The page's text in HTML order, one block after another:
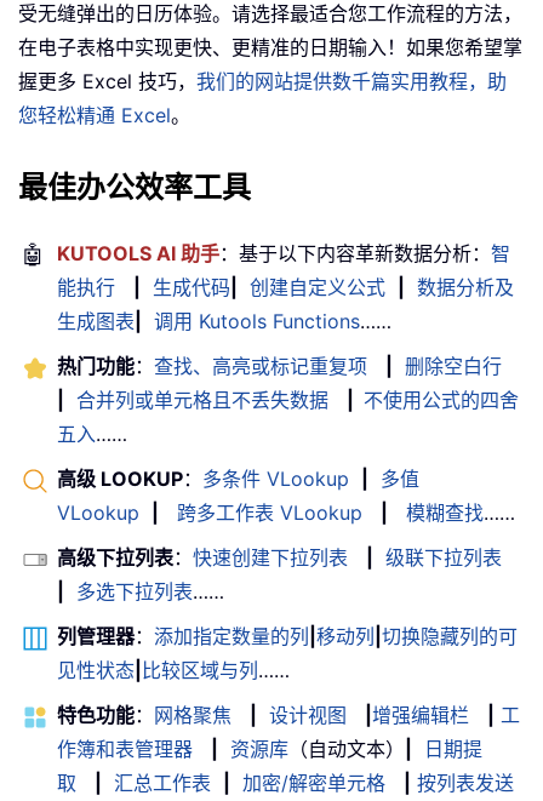
受无缝弹出的日历体验。请选择最适合您工作流程的方法，
在电子表格中实现更快、更精准的日期输入！如果您希望掌
握更多 Excel 技巧， 我们的网站提供数千篇实用教程，助
您轻松精通 Excel。
最佳办公效率工具
🤖 KUTOOLS AI 助手：基于以下内容革新数据分析： 智
能执行
生成代码 创建自定义公式
数据分析及
生成图表
调用 Kutools Functions……
热门功能： 查找、高亮或标记重复项
删除空白行
合并列或单元格且不丢失数据
不使用公式的四舍
五入……
高级 LOOKUP： 多条件 VLookup
多值
VLookup
跨多工作表 VLookup 模糊查找……
高级下拉列表： 快速创建下拉列表
级联下拉列表
多选下拉列表……
列管理器： 添加指定数量的列 移动列 切换隐藏列的可
见性状态 比较区域与列 ……
特色功能： 网格聚焦 设计视图 增强编辑栏
工
作簿和表管理器
资源库 （自动文本）
日期提
取
汇总工作表 加密/解密单元格
按列表发送